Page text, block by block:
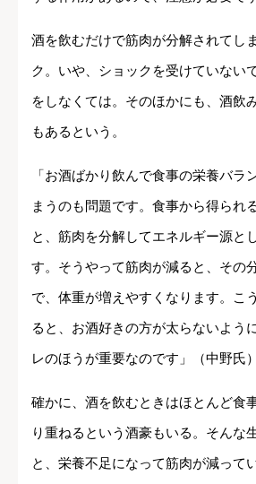
酒を飲むだけで筋肉が分解されてし
ク。いや、ショックを受けていない
をしなくては。そのほかにも、酒飲
もあるという。
「お酒ばかり飲んで食事の栄養バラ
まうのも問題です。食事から得られ
と、筋肉を分解してエネルギー源と
す。そうやって筋肉が減ると、その
で、体重が増えやすくなります。こ
ると、お酒好きの方が太らないよう
レのほうが重要なのです」（中野氏）
確かに、酒を飲むときはほとんど食
り重ねるという酒豪もいる。そんな
と、栄養不足になって筋肉が減って